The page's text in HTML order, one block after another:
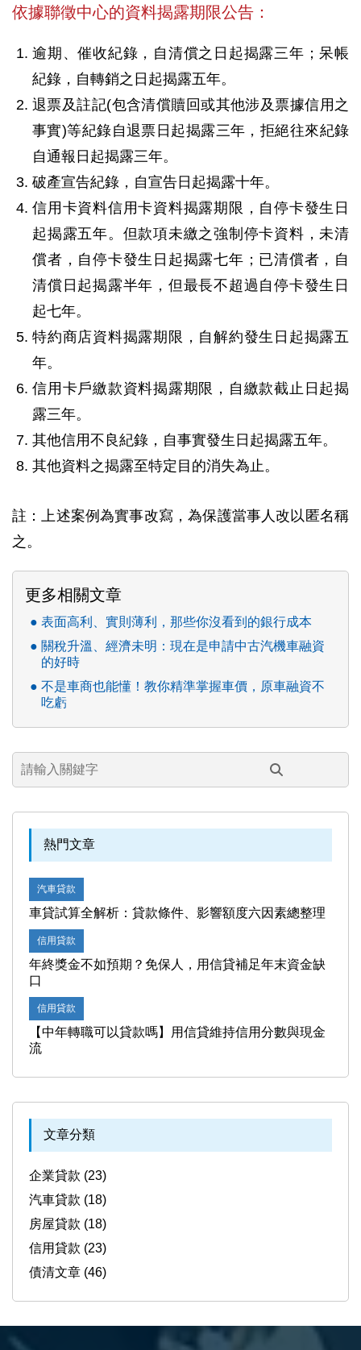
依據聯徵中心的資料揭露期限公告：
逾期、催收紀錄，自清償之日起揭露三年；呆帳
紀錄，自轉銷之日起揭露五年。
退票及註記(包含清償贖回或其他涉及票據信用之
事實)等紀錄自退票日起揭露三年，拒絕往來紀錄
自通報日起揭露三年。
破產宣告紀錄，自宣告日起揭露十年。
信用卡資料信用卡資料揭露期限，自停卡發生日
起揭露五年。但款項未繳之強制停卡資料，未清
償者，自停卡發生日起揭露七年；已清償者，自
清償日起揭露半年，但最長不超過自停卡發生日
起七年。
特約商店資料揭露期限，自解約發生日起揭露五
年。
信用卡戶繳款資料揭露期限，自繳款截止日起揭
露三年。
其他信用不良紀錄，自事實發生日起揭露五年。
其他資料之揭露至特定目的消失為止。
註：上述案例為實事改寫，為保護當事人改以匿名稱
之。
更多相關文章
表面高利、實則薄利，那些你沒看到的銀行成本
關稅升溫、經濟未明：現在是申請中古汽機車融資
的好時
不是車商也能懂！教你精準掌握車價，原車融資不
吃虧
熱門文章
汽車貸款
車貸試算全解析：貸款條件、影響額度六因素總整理
信用貸款
年終獎金不如預期？免保人，用信貸補足年末資金缺
口
信用貸款
【中年轉職可以貸款嗎】用信貸維持信用分數與現金
流
文章分類
企業貸款 (23)
汽車貸款 (18)
房屋貸款 (18)
信用貸款 (23)
債清文章 (46)